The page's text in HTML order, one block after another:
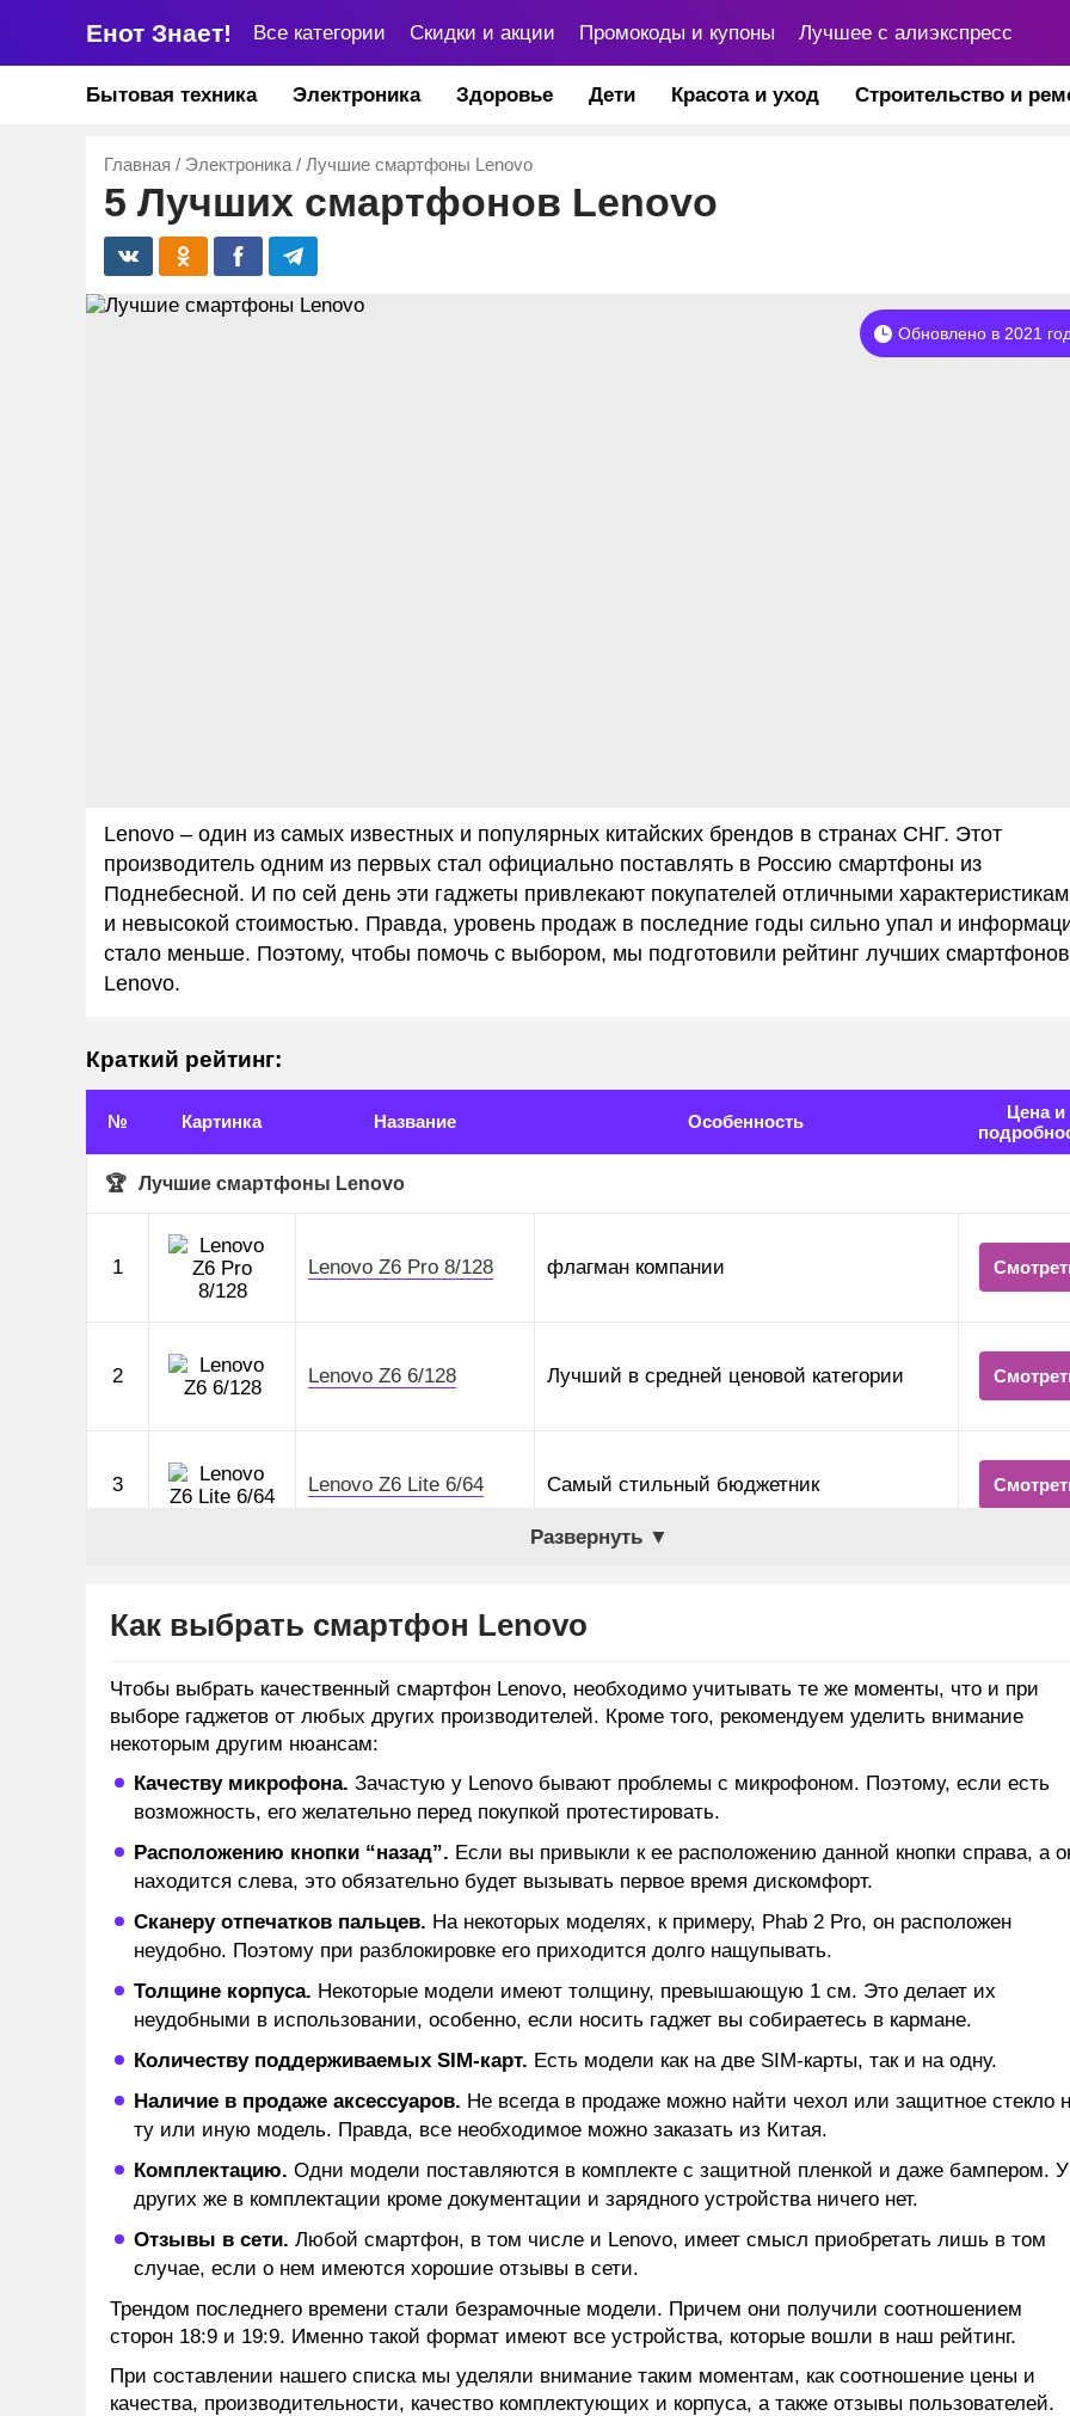
Енот Знает! Все категории Скидки и акции Промокоды и купоны Лучшее с алиэкспресс
Бытовая техника Электроника Здоровье Дети Красота и уход Строительство и
Главная / Электроника / Лучшие смартфоны Lenovo
5 Лучших смартфонов Lenovo
Обновлено в 2021
Lenovo – один из самых известных и популярных китайских брендов в странах СНГ. Этот
производитель одним из первых стал официально поставлять в Россию смартфоны из
Поднебесной. И по сей день эти гаджеты привлекают покупателей отличными
и невысокой стоимостью. Правда, уровень продаж в последние годы сильно упал и
стало меньше. Поэтому, чтобы помочь с выбором, мы подготовили рейтинг лучших смартфонов
Lenovo.
Краткий рейтинг:
№ Картинка Название Особенность
Цена и
Лучшие смартфоны Lenovo
1 Lenovo Z6 Pro 8/128 флагман компании
2 Lenovo Z6 6/128 Лучший в средней ценовой категории
3 Lenovo Z6 Lite 6/64 Самый стильный бюджетник
5 Lenovo S5 K520 4/64 Самая доступная модель
Развернуть ▼
Как выбрать смартфон Lenovo
Чтобы выбрать качественный смартфон Lenovo, необходимо учитывать те же моменты, что и при
выборе гаджетов от любых других производителей. Кроме того, рекомендуем уделить внимание
некоторым другим нюансам:
Качеству микрофона. Зачастую у Lenovo бывают проблемы с микрофоном. Поэтому, если есть
возможность, его желательно перед покупкой протестировать.
Расположению кнопки “назад”. Если вы привыкли к ее расположению данной кнопки справа, а
находится слева, это обязательно будет вызывать первое время дискомфорт.
Сканеру отпечатков пальцев. На некоторых моделях, к примеру, Phab 2 Pro, он расположен
неудобно. Поэтому при разблокировке его приходится долго нащупывать.
Толщине корпуса. Некоторые модели имеют толщину, превышающую 1 см. Это делает их
неудобными в использовании, особенно, если носить гаджет вы собираетесь в кармане.
Количеству поддерживаемых SIM-карт. Есть модели как на две SIM-карты, так и на одну.
Наличие в продаже аксессуаров. Не всегда в продаже можно найти чехол или защитное стекло
ту или иную модель. Правда, все необходимое можно заказать из Китая.
Комплектацию. Одни модели поставляются в комплекте с защитной пленкой и даже бампером. У
других же в комплектации кроме документации и зарядного устройства ничего нет.
Отзывы в сети. Любой смартфон, в том числе и Lenovo, имеет смысл приобретать лишь в том
случае, если о нем имеются хорошие отзывы в сети.
Трендом последнего времени стали безрамочные модели. Причем они получили соотношением
сторон 18:9 и 19:9. Именно такой формат имеют все устройства, которые вошли в наш рейтинг.
При составлении нашего списка мы уделяли внимание таким моментам, как соотношение цены и
качества, производительности, качество комплектующих и корпуса, а также отзывы пользователей.